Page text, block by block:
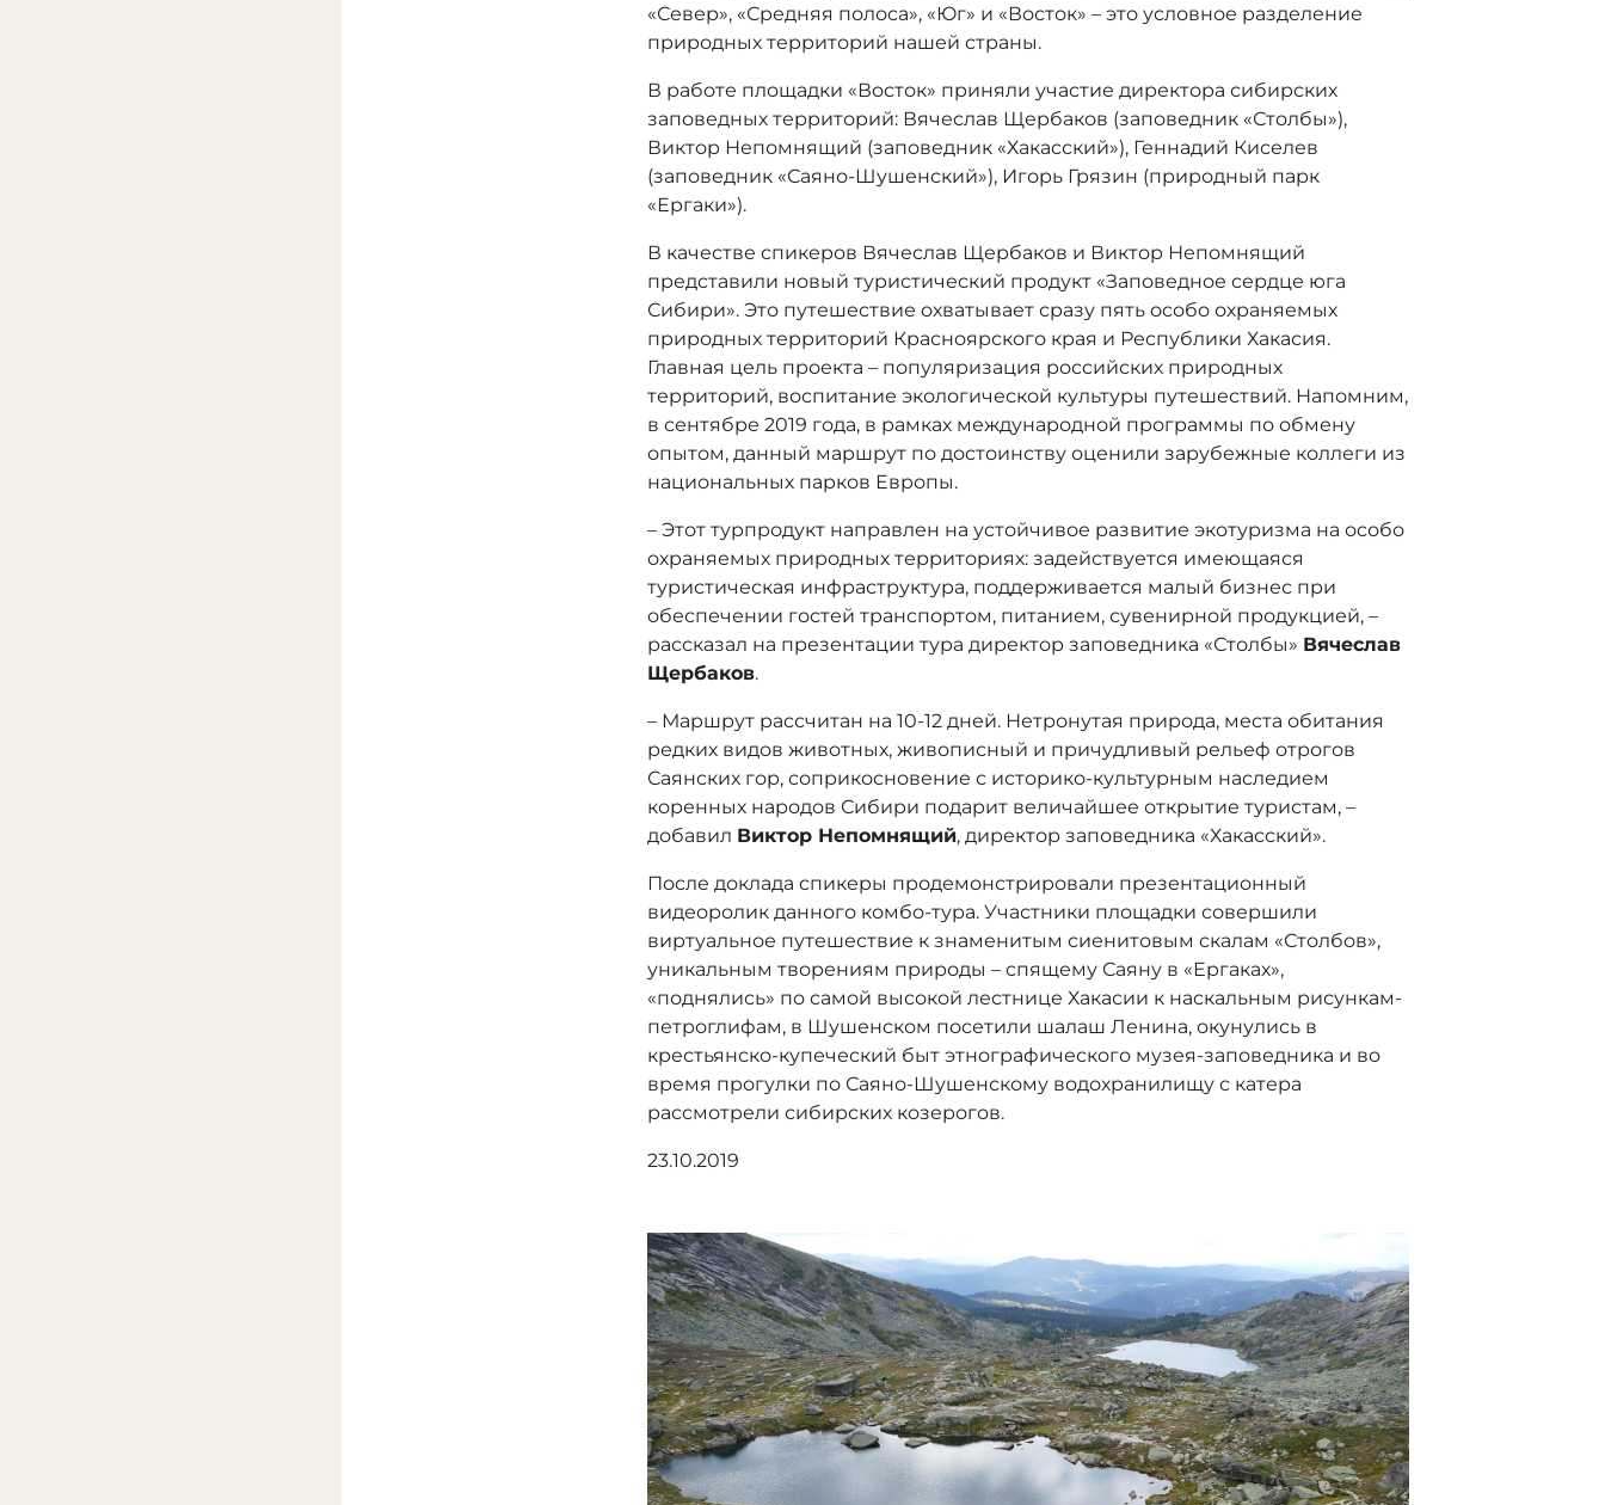
«Север», «Средняя полоса», «Юг» и «Восток» – это условное разделение
природных территорий нашей страны.
В работе площадки «Восток» приняли участие директора сибирских
заповедных территорий: Вячеслав Щербаков (заповедник «Столбы»),
Виктор Непомнящий (заповедник «Хакасский»), Геннадий Киселев
(заповедник «Саяно-Шушенский»), Игорь Грязин (природный парк
«Ергаки»).
В качестве спикеров Вячеслав Щербаков и Виктор Непомнящий
представили новый туристический продукт «Заповедное сердце юга
Сибири». Это путешествие охватывает сразу пять особо охраняемых
природных территорий Красноярского края и Республики Хакасия.
Главная цель проекта – популяризация российских природных
территорий, воспитание экологической культуры путешествий. Напомним,
в сентябре 2019 года, в рамках международной программы по обмену
опытом, данный маршрут по достоинству оценили зарубежные коллеги из
национальных парков Европы.
– Этот турпродукт направлен на устойчивое развитие экотуризма на особо
охраняемых природных территориях: задействуется имеющаяся
туристическая инфраструктура, поддерживается малый бизнес при
обеспечении гостей транспортом, питанием, сувенирной продукцией, –
рассказал на презентации тура директор заповедника «Столбы» Вячеслав
Щербаков.
– Маршрут рассчитан на 10-12 дней. Нетронутая природа, места обитания
редких видов животных, живописный и причудливый рельеф отрогов
Саянских гор, соприкосновение с историко-культурным наследием
коренных народов Сибири подарит величайшее открытие туристам, –
добавил Виктор Непомнящий, директор заповедника «Хакасский».
После доклада спикеры продемонстрировали презентационный
видеоролик данного комбо-тура. Участники площадки совершили
виртуальное путешествие к знаменитым сиенитовым скалам «Столбов»,
уникальным творениям природы – спящему Саяну в «Ергаках»,
«поднялись» по самой высокой лестнице Хакасии к наскальным рисункам-
петроглифам, в Шушенском посетили шалаш Ленина, окунулись в
крестьянско-купеческий быт этнографического музея-заповедника и во
время прогулки по Саяно-Шушенскому водохранилищу с катера
рассмотрели сибирских козерогов.
23.10.2019